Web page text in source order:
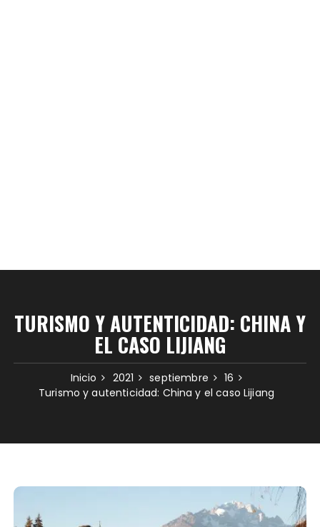
TURISMO Y AUTENTICIDAD: CHINA Y
EL CASO LIJIANG
Inicio 2021 septiembre
16
Turismo y autenticidad: China y el caso Lijiang